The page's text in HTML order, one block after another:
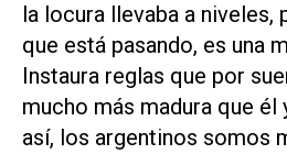
la locura llevaba a niveles,
que está pasando, es una
Instaura reglas que por
mucho más madura que
así, los argentinos somos